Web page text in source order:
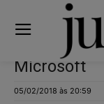
Microsoft
05/02/2018 às 20:59